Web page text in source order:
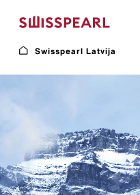
Fasāde
Lejupielādes
Swisspearl Latvija